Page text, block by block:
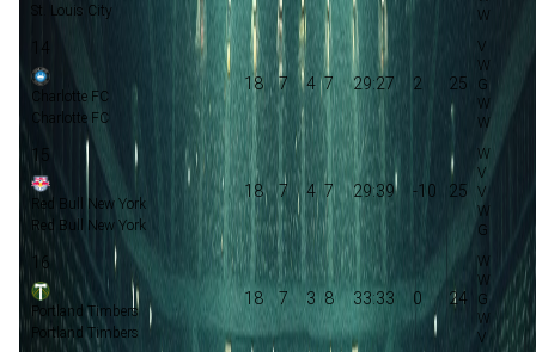
St. Louis City
14
Charlotte FC
Charlotte FC
18 7 4 7 29:27 2 25
15
Red Bull New York
Red Bull New York
18 7 4 7 29:39 -10 25
16
Portland Timbers
Portland Timbers
18 7 3 8 33:33 0 24